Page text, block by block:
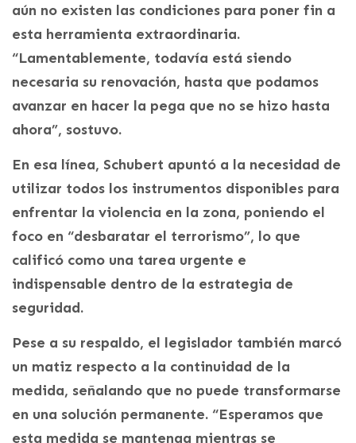
aún no existen las condiciones para poner fin a
esta herramienta extraordinaria.
“Lamentablemente, todavía está siendo
necesaria su renovación, hasta que podamos
avanzar en hacer la pega que no se hizo hasta
ahora”, sostuvo.
En esa línea, Schubert apuntó a la necesidad de
utilizar todos los instrumentos disponibles para
enfrentar la violencia en la zona, poniendo el
foco en “desbaratar el terrorismo”, lo que
calificó como una tarea urgente e
indispensable dentro de la estrategia de
seguridad.
Pese a su respaldo, el legislador también marcó
un matiz respecto a la continuidad de la
medida, señalando que no puede transformarse
en una solución permanente. “Esperamos que
esta medida se mantenga mientras se